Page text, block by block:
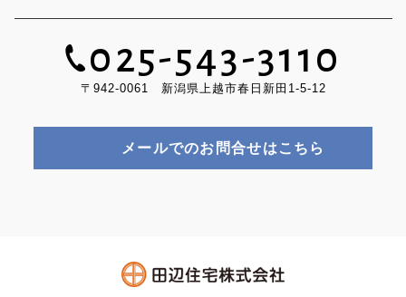
025-543-3110
〒942-0061 新潟県上越市春日新田1-5-12
メールでのお問合せはこちら